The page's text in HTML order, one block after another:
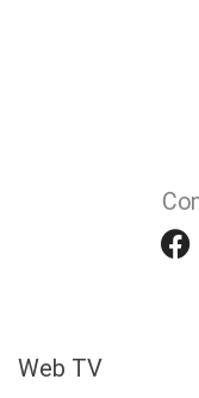
Web TV